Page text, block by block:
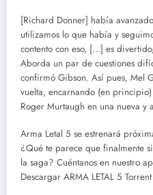
[Richard Donner] había
utilizamos lo que había y
contento con eso, […] es
Aborda un par de cuestiones
confirmó Gibson. Así pues, Mel
vuelta, encarnando (en
Roger Murtaugh en una nueva y
Arma Letal 5 se estrenará
¿Qué te parece que finalmente
la saga? Cuéntanos en nuestro
Descargar ARMA LETAL 5 Torrent